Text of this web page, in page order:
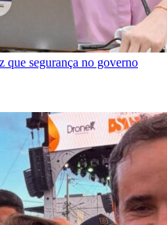
segurança no governo